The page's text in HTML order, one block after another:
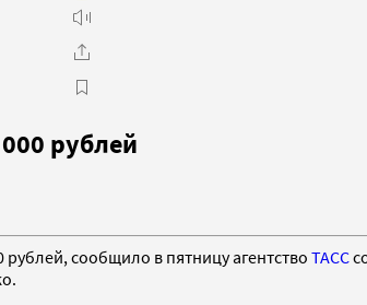
рублей
рублей, сообщило в пятницу агентство ТАСС